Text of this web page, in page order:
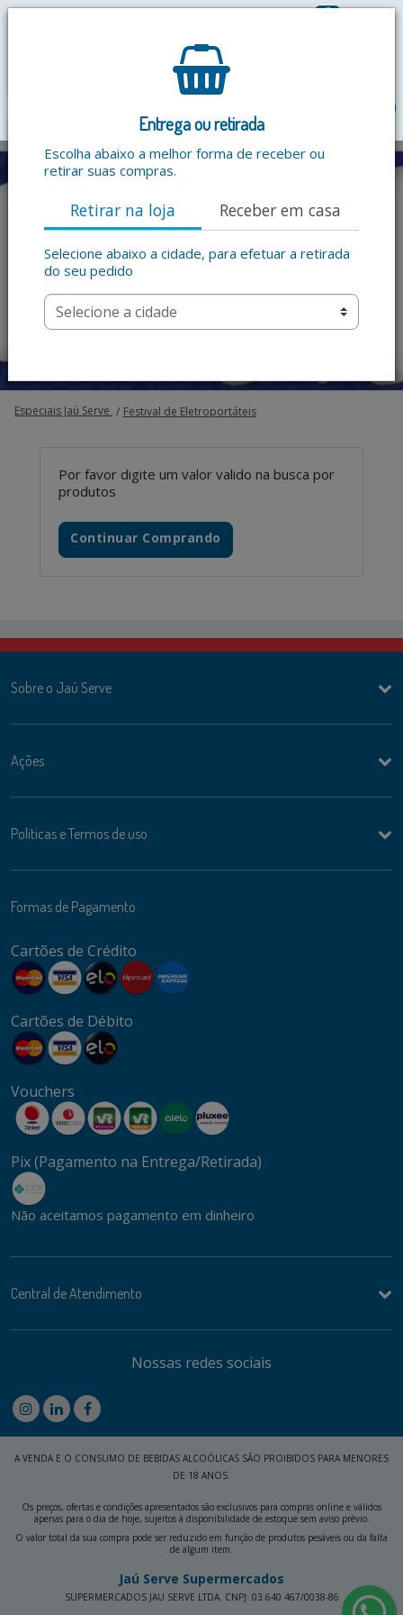
0
Entrega ou retirada
Escolha abaixo a melhor forma de receber ou
retirar suas compras.
Retirar na loja Receber em casa
Selecione abaixo a cidade, para efetuar a retirada
do seu pedido
Especiais Jaú Serve Festival de Eletroportáteis
Por favor digite um valor valido na busca por
produtos
Continuar Comprando
Sobre o Jaú Serve
Ações
Politicas e Termos de uso
Formas de Pagamento
Cartões de Crédito
Cartões de Débito
Vouchers
Pix (Pagamento na Entrega/Retirada)
Não aceitamos pagamento em dinheiro
Central de Atendimento
Nossas redes sociais
A VENDA E O CONSUMO DE BEBIDAS ALCOÓLICAS SÃO PROIBIDOS PARA MENORES
DE 18 ANOS.
Os preços, ofertas e condições apresentados são exclusivos para compras online e válidos
apenas para o dia de hoje, sujeitos à disponibilidade de estoque sem aviso prévio.
O valor total da sua compra pode ser reduzido em função de produtos pesáveis ou da falta
de algum item.
Jaú Serve Supermercados
SUPERMERCADOS JAU SERVE LTDA. CNPJ: 03.640.467/0038-86